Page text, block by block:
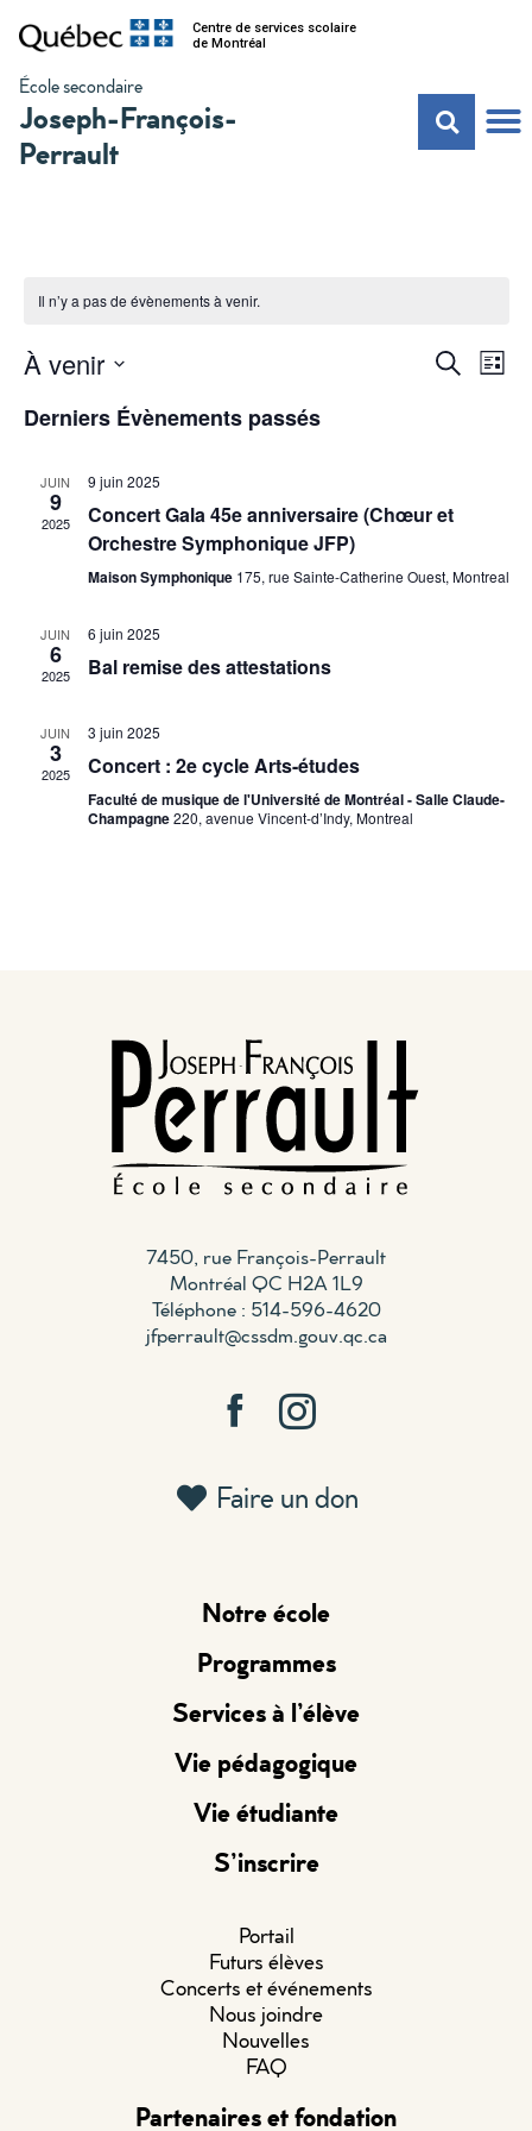
Centre de services scolaire
de Montréal
École secondaire
Joseph-François-
Perrault
Il n’y a pas de évènements à venir.
vues
Recherche
de
Liste
À venir
une
date.
Derniers Évènements passés
JUIN
9
2025
9 juin 2025
Concert Gala 45e anniversaire (Chœur et
Orchestre Symphonique JFP)
Maison Symphonique 175, rue Sainte-Catherine Ouest, Montreal
JUIN
6
2025
6 juin 2025
Bal remise des attestations
JUIN
3
2025
3 juin 2025
Concert : 2e cycle Arts-études
Faculté de musique de l'Université de Montréal - Salle Claude-
Champagne220, avenue Vincent-d’Indy, Montreal
7450, rue François-Perrault
Montréal QC H2A 1L9
Téléphone : 514-596-4620
jfperrault@cssdm.gouv.qc.ca
Faire un don
Notre école
Programmes
Services à l’élève
Vie pédagogique
Vie étudiante
S’inscrire
Portail
Futurs élèves
Concerts et événements
Nous joindre
Nouvelles
FAQ
Partenaires et fondation